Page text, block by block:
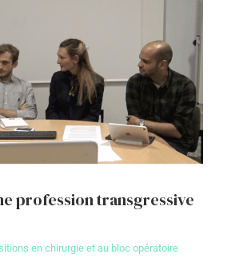
profession transgressive
en chirurgie et au bloc opératoire